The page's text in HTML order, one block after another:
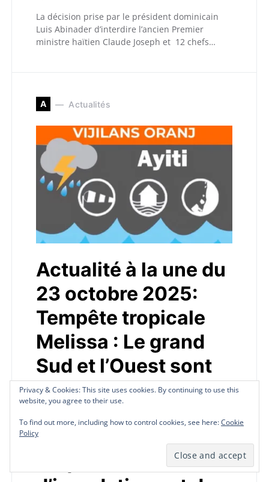
La décision prise par le président dominicain
Luis Abinader d’interdire l’ancien Premier
ministre haïtien Claude Joseph et 12 chefs…
A Actualités
Actualité à la une du
23 octobre 2025:
Tempête tropicale
Melissa : Le grand
Sud et l’Ouest sont
passés de vigilance
jaune à vigilance
orange en raison des
risques accrus
Privacy & Cookies: This site uses cookies. By continuing to use this
website, you agree to their use.
To find out more, including how to control cookies, see here:Cookie
Policy
Privacy & Cookies: This site uses cookies. By continuing to use this
website, you agree to their use.
To find out more, including how to control cookies, see here:Cookie
Policy